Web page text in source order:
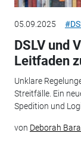
05.09.2025
DSLV und
Leitfaden
Unklare
Streitfälle. Ein
Spedition und
von Deborah